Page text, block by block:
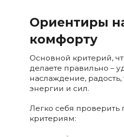
Ориентиры
комфорту
Основной критерий,
делаете правильно –
наслаждение, радость,
энергии и сил.
Легко себя
критериям: